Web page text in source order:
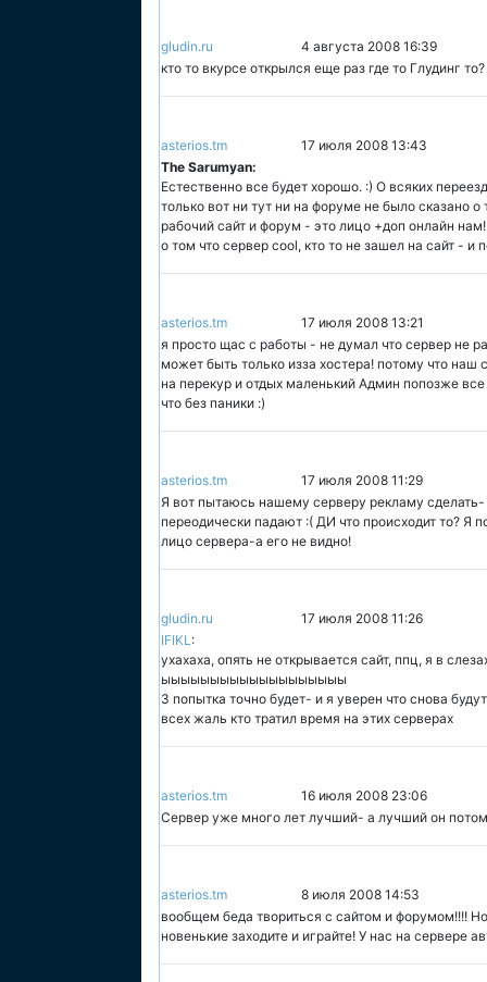
gludin.ru
4 августа 2008 16:39
кто то вкурсе открылся еще раз где то Глудинг то?
asterios.tm
17 июля 2008 13:43
The Sarumyan:
Естественно все будет хорошо. :) О всяких
только вот ни тут ни на форуме не было сказано
рабочий сайт и форум - это лицо +доп онлайн
о том что сервер cool, кто то не зашел на сайт -
asterios.tm
17 июля 2008 13:21
я просто щас с работы - не думал что сервер не
может быть только изза хостера! потому что
на перекур и отдых маленький Админ попозже
что без паники :)
asterios.tm
17 июля 2008 11:29
Я вот пытаюсь нашему серверу рекламу сделать-
переодически падают :( ДИ что происходит то? Я
лицо сервера-а его не видно!
gludin.ru
17 июля 2008 11:26
IFIKL:
ухахаха, опять не открывается сайт, ппц, я в
ыыыыыыыыыыыыыыыыыыы
3 попытка точно будет- и я уверен что снова
всех жаль кто тратил время на этих серверах
asterios.tm
16 июля 2008 23:06
Сервер уже много лет лучший- а лучший он
asterios.tm
8 июля 2008 14:53
вообщем беда твориться с сайтом и форумом!!!!
новенькие заходите и играйте! У нас на сервере